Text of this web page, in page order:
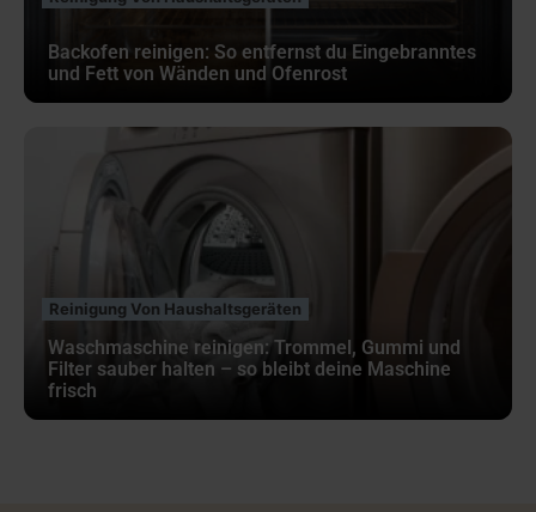
Backofen reinigen: So entfernst du Eingebranntes
und Fett von Wänden und Ofenrost
Reinigung Von Haushaltsgeräten
Waschmaschine reinigen: Trommel, Gummi und
Filter sauber halten – so bleibt deine Maschine
frisch